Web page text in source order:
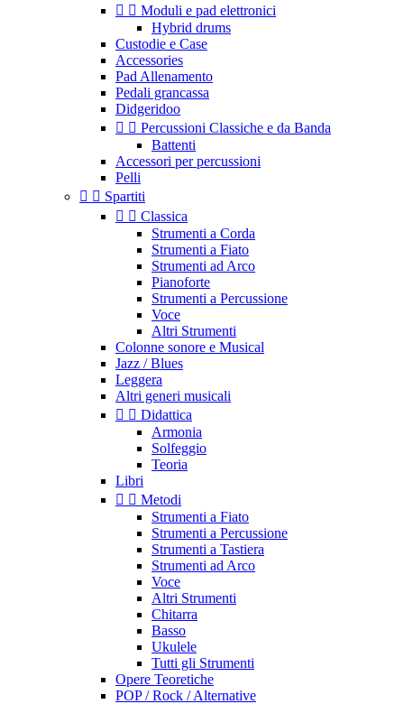
  Moduli e pad elettronici
Hybrid drums
Custodie e Case
Accessories
Pad Allenamento
Pedali grancassa
Didgeridoo
  Percussioni Classiche e da Banda
Battenti
Accessori per percussioni
Pelli
  Spartiti
  Classica
Strumenti a Corda
Strumenti a Fiato
Strumenti ad Arco
Pianoforte
Strumenti a Percussione
Voce
Altri Strumenti
Colonne sonore e Musical
Jazz / Blues
Leggera
Altri generi musicali
  Didattica
Armonia
Solfeggio
Teoria
Libri
  Metodi
Strumenti a Fiato
Strumenti a Percussione
Strumenti a Tastiera
Strumenti ad Arco
Voce
Altri Strumenti
Chitarra
Basso
Ukulele
Tutti gli Strumenti
Opere Teoretiche
POP / Rock / Alternative